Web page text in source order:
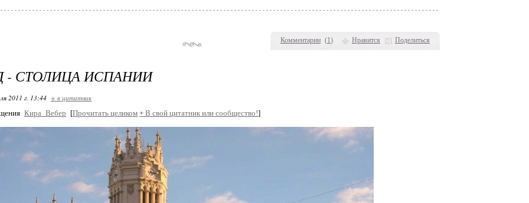
Комментарии (1) Нравится Поделиться
- СТОЛИЦА ИСПАНИИ
2011 г. 13:44 + в цитатник
Кира_Вебер [Прочитать целиком + В свой цитатник или сообщество!]